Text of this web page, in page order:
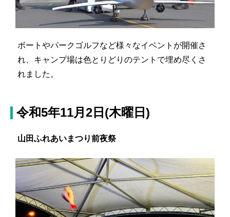
ボートやパークゴルフなど様々なイベントが開催さ
れ、キャンプ場は色とりどりのテントで埋め尽くさ
れました。
令和5年11月2日(木曜日)
山田ふれあいまつり前夜祭